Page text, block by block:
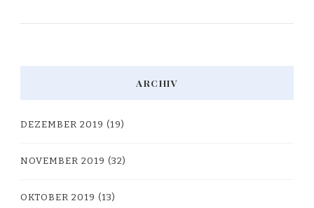
ARCHIV
DEZEMBER 2019 (19)
NOVEMBER 2019 (32)
OKTOBER 2019 (13)